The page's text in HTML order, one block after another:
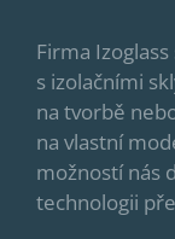
Firma
s izolačními
na tvorbě
na vlastní
možností nás
technologii